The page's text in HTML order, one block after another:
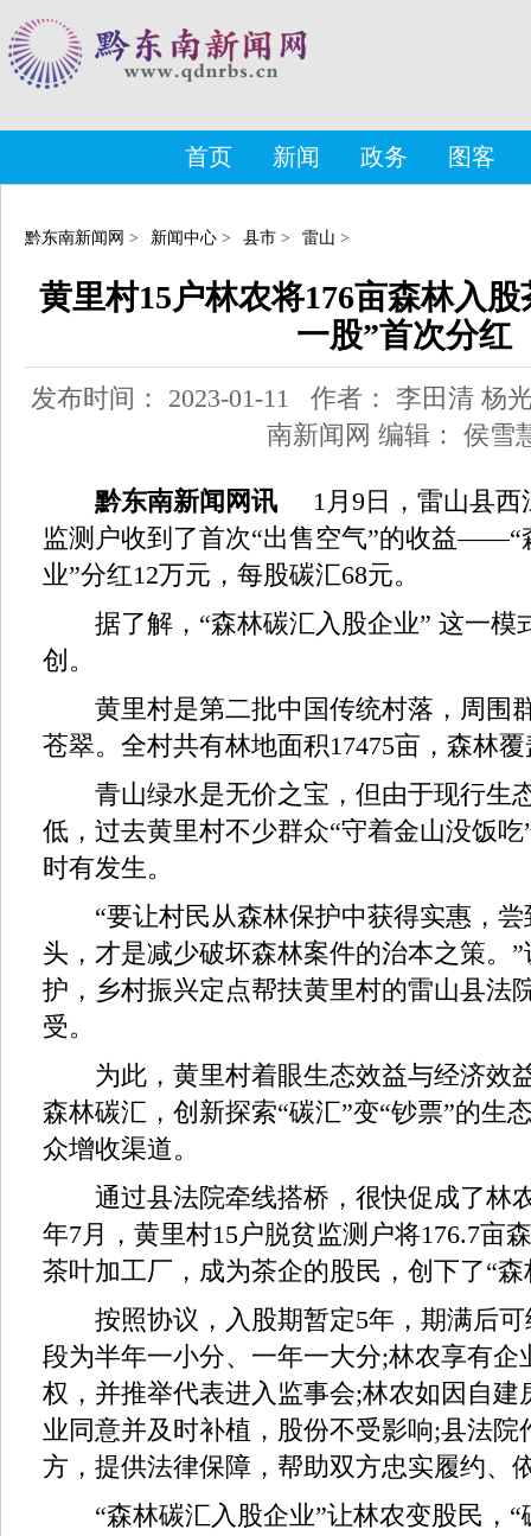
首页 新闻 政务 图客
黔东南新闻网 > 新闻中心 > 县市 > 雷山 >
黄里村15户林农将176亩森林入
一股”首次分红
发布时间： 2023-01-11 作者： 李田清 杨
南新闻网 编辑： 侯雪
黔东南新闻网讯 1月9日，雷山县
监测户收到了首次“出售空气”的收益——“
业”分红12万元，每股碳汇68元。
据了解，“森林碳汇入股企业” 这一模
创。
黄里村是第二批中国传统村落，周围
苍翠。全村共有林地面积17475亩，森林
青山绿水是无价之宝，但由于现行生
低，过去黄里村不少群众“守着金山没饭
时有发生。
“要让村民从森林保护中获得实惠，尝
头，才是减少破坏森林案件的治本之策。
护，乡村振兴定点帮扶黄里村的雷山县法
受。
为此，黄里村着眼生态效益与经济效
森林碳汇，创新探索“碳汇”变“钞票”的生
众增收渠道。
通过县法院牵线搭桥，很快促成了林
年7月，黄里村15户脱贫监测户将176.7亩
茶叶加工厂，成为茶企的股民，创下了“
按照协议，入股期暂定5年，期满后可
段为半年一小分、一年一大分;林农享有企
权，并推举代表进入监事会;林农如因自建
业同意并及时补植，股份不受影响;县法院
方，提供法律保障，帮助双方忠实履约、
“森林碳汇入股企业”让林农变股民，“